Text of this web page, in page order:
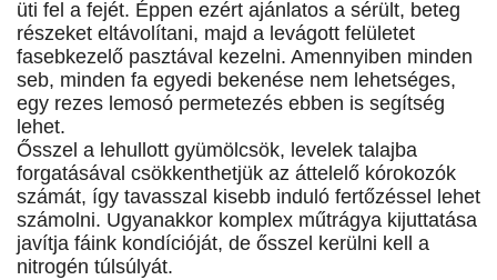
üti fel a fejét. Éppen ezért ajánlatos a sérült, beteg
részeket eltávolítani, majd a levágott felületet
fasebkezelő pasztával kezelni. Amennyiben minden
seb, minden fa egyedi bekenése nem lehetséges,
egy rezes lemosó permetezés ebben is segítség
lehet.
Ősszel a lehullott gyümölcsök, levelek talajba
forgatásával csökkenthetjük az áttelelő kórokozók
számát, így tavasszal kisebb induló fertőzéssel lehet
számolni. Ugyanakkor komplex műtrágya kijuttatása
javítja fáink kondícióját, de ősszel kerülni kell a
nitrogén túlsúlyát.